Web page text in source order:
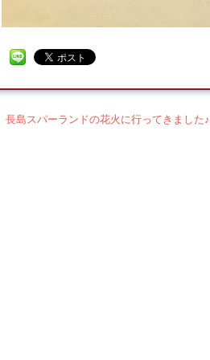
ナビゲーション
長島スパーランドの花火に行ってきました♪